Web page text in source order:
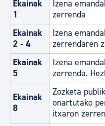
Ekainak
1
Izena
zerrenda
Ekainak
2 - 4
Izena
zerrendaren
Ekainak
5
Izena
zerrenda.
Ekainak
8
Zozketa
onartutako
itxaron